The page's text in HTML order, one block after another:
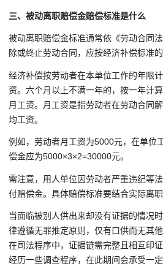
三、被动离职赔偿金赔偿标准是什么
被动离职赔偿金标准通常依《劳动合同
除或终止劳动合同，应按经济补偿标准
经济补偿按劳动者在本单位工作的年限
资。六个月以上不满一年的，按一年计
月工资。月工资是指劳动者在劳动合同
均工资。
例如，劳动者月工资为5000元，在单位
偿金应为5000×3×2=30000元。
需注意，用人单位因劳动者严重违纪等
付赔偿金。具体赔偿标准要结合实际离职
当面临被别人供出来却没有证据的情况
律遵循无罪推定原则，仅有口供而无其
在司法程序中，证据链需完整且相互印
经历一些调查程序，在此期间会承受一